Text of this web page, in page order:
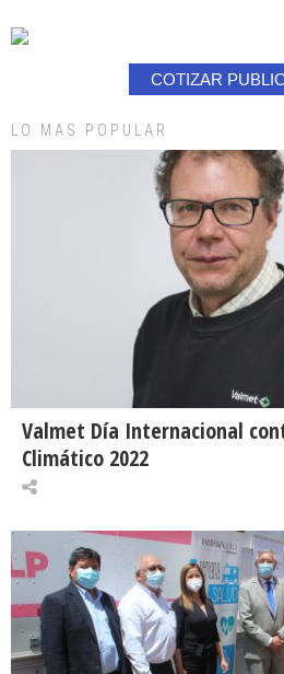
COTIZAR
LO MAS POPULAR
Valmet Día Internacional
Climático 2022